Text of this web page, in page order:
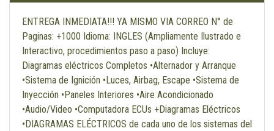
ENTREGA INMEDIATA!!! YA MISMO VIA CORREO N° de
Paginas: +1000 Idioma: INGLES (Ampliamente Ilustrado e
Interactivo, procedimientos paso a paso) Incluye:
Diagramas eléctricos Completos •Alternador y Arranque
•Sistema de Ignición •Luces, Airbag, Escape •Sistema de
Inyección •Paneles Interiores •Aire Acondicionado
•Audio/Video •Computadora ECUs +Diagramas Eléctricos
•DIAGRAMAS ELÉCTRICOS de cada uno de los sistemas del